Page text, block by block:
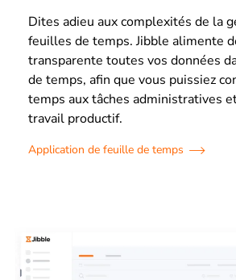
Dites adieu aux complexités de la
feuilles de temps. Jibble alimente
transparente toutes vos données
de temps, afin que vous puissiez
temps aux tâches administratives
travail productif.
Application de feuille de temps